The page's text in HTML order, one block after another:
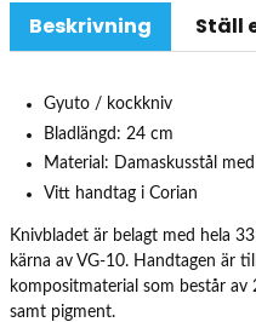
Beskrivning Ställ
Gyuto / kockkniv
Bladlängd: 24 cm
Material: Damaskusstål
Vitt handtag i Corian
Knivbladet är belagt med hela
kärna av VG-10. Handtagen är
kompositmaterial som består
samt pigment.